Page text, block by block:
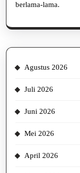
berlama-lama.
Agustus 2026
Juli 2026
Juni 2026
Mei 2026
April 2026